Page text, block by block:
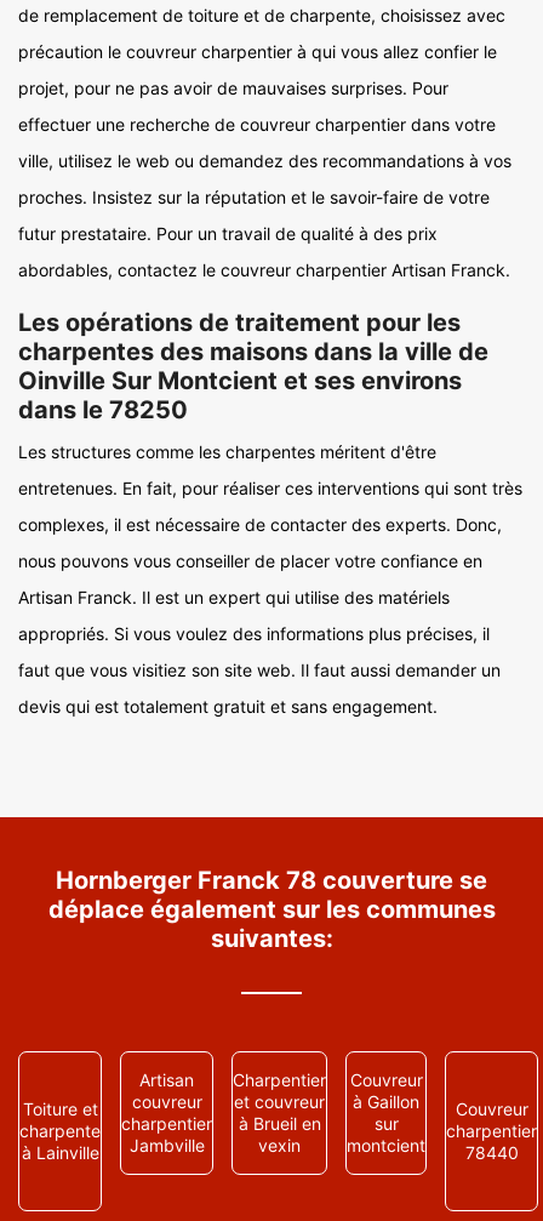
de remplacement de toiture et de charpente, choisissez avec
précaution le couvreur charpentier à qui vous allez confier le
projet, pour ne pas avoir de mauvaises surprises. Pour
effectuer une recherche de couvreur charpentier dans votre
ville, utilisez le web ou demandez des recommandations à vos
proches. Insistez sur la réputation et le savoir-faire de votre
futur prestataire. Pour un travail de qualité à des prix
abordables, contactez le couvreur charpentier Artisan Franck.
Les opérations de traitement pour les
charpentes des maisons dans la ville de
Oinville Sur Montcient et ses environs
dans le 78250
Les structures comme les charpentes méritent d'être
entretenues. En fait, pour réaliser ces interventions qui sont très
complexes, il est nécessaire de contacter des experts. Donc,
nous pouvons vous conseiller de placer votre confiance en
Artisan Franck. Il est un expert qui utilise des matériels
appropriés. Si vous voulez des informations plus précises, il
faut que vous visitiez son site web. Il faut aussi demander un
devis qui est totalement gratuit et sans engagement.
Hornberger Franck 78 couverture se
déplace également sur les communes
suivantes:
Toiture et
charpente
à Lainville
Artisan
couvreur
charpentier
Jambville
Charpentier
et couvreur
à Brueil en
vexin
Couvreur
à Gaillon
sur
montcient
Couvreur
charpentier
78440